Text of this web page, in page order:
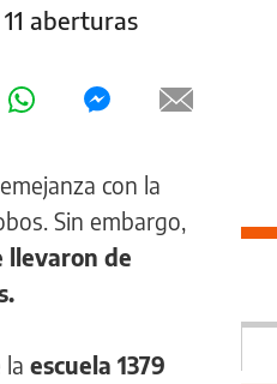
aberturas
con la
Sin embargo,
llevaron de
la escuela 1379